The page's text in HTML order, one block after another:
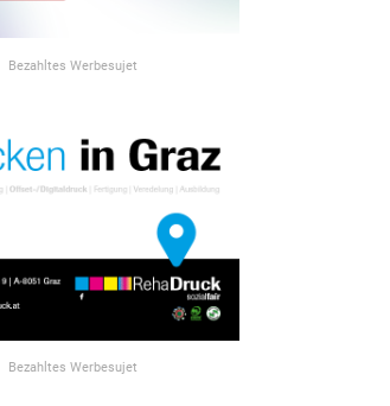
Bezahltes Werbesujet
Bezahltes Werbesujet